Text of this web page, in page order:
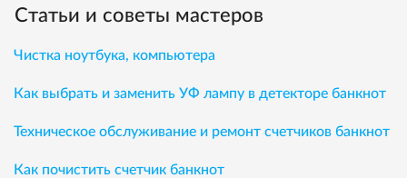
Статьи и советы мастеров
Чистка ноутбука, компьютера
Как выбрать и заменить УФ лампу в детекторе банкнот
Техническое обслуживание и ремонт счетчиков банкнот
Как почистить счетчик банкнот